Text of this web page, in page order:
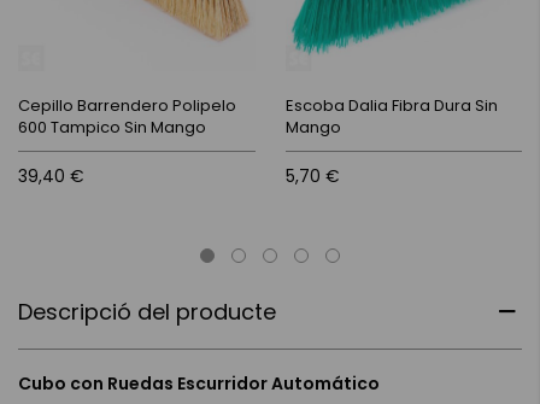
Descripció del producte
Cubo con Ruedas Escurridor Automático
Cepillo Barrendero Polipelo
600 Tampico Sin Mango
39,40 €
Escoba Dalia Fibra Dura Sin
Mango
5,70 €